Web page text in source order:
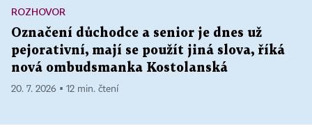
ROZHOVOR
Označení důchodce a senior je dnes už
pejorativní, mají se použít jiná slova, říká
nová ombudsmanka Kostolanská
20. 7. 2026 ▪ 12 min. čtení